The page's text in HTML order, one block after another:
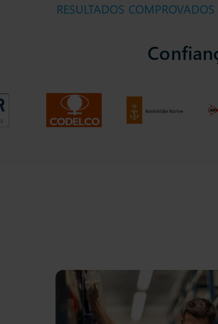
RESULTADOS